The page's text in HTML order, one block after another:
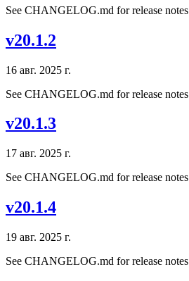
See CHANGELOG.md for release notes
v20.1.2
16 авг. 2025 г.
See CHANGELOG.md for release notes
v20.1.3
17 авг. 2025 г.
See CHANGELOG.md for release notes
v20.1.4
19 авг. 2025 г.
See CHANGELOG.md for release notes